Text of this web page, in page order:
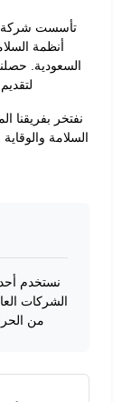
أنظمة
نفتخر
السلامة
نستخدم
الشركات
من